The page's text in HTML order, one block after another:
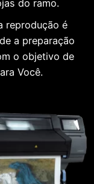
do ramo.
reprodução é
a preparação
o objetivo de
Você.